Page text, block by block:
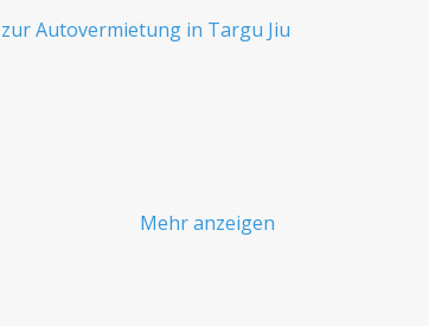
Autovermietung in Targu Jiu
Mehr anzeigen